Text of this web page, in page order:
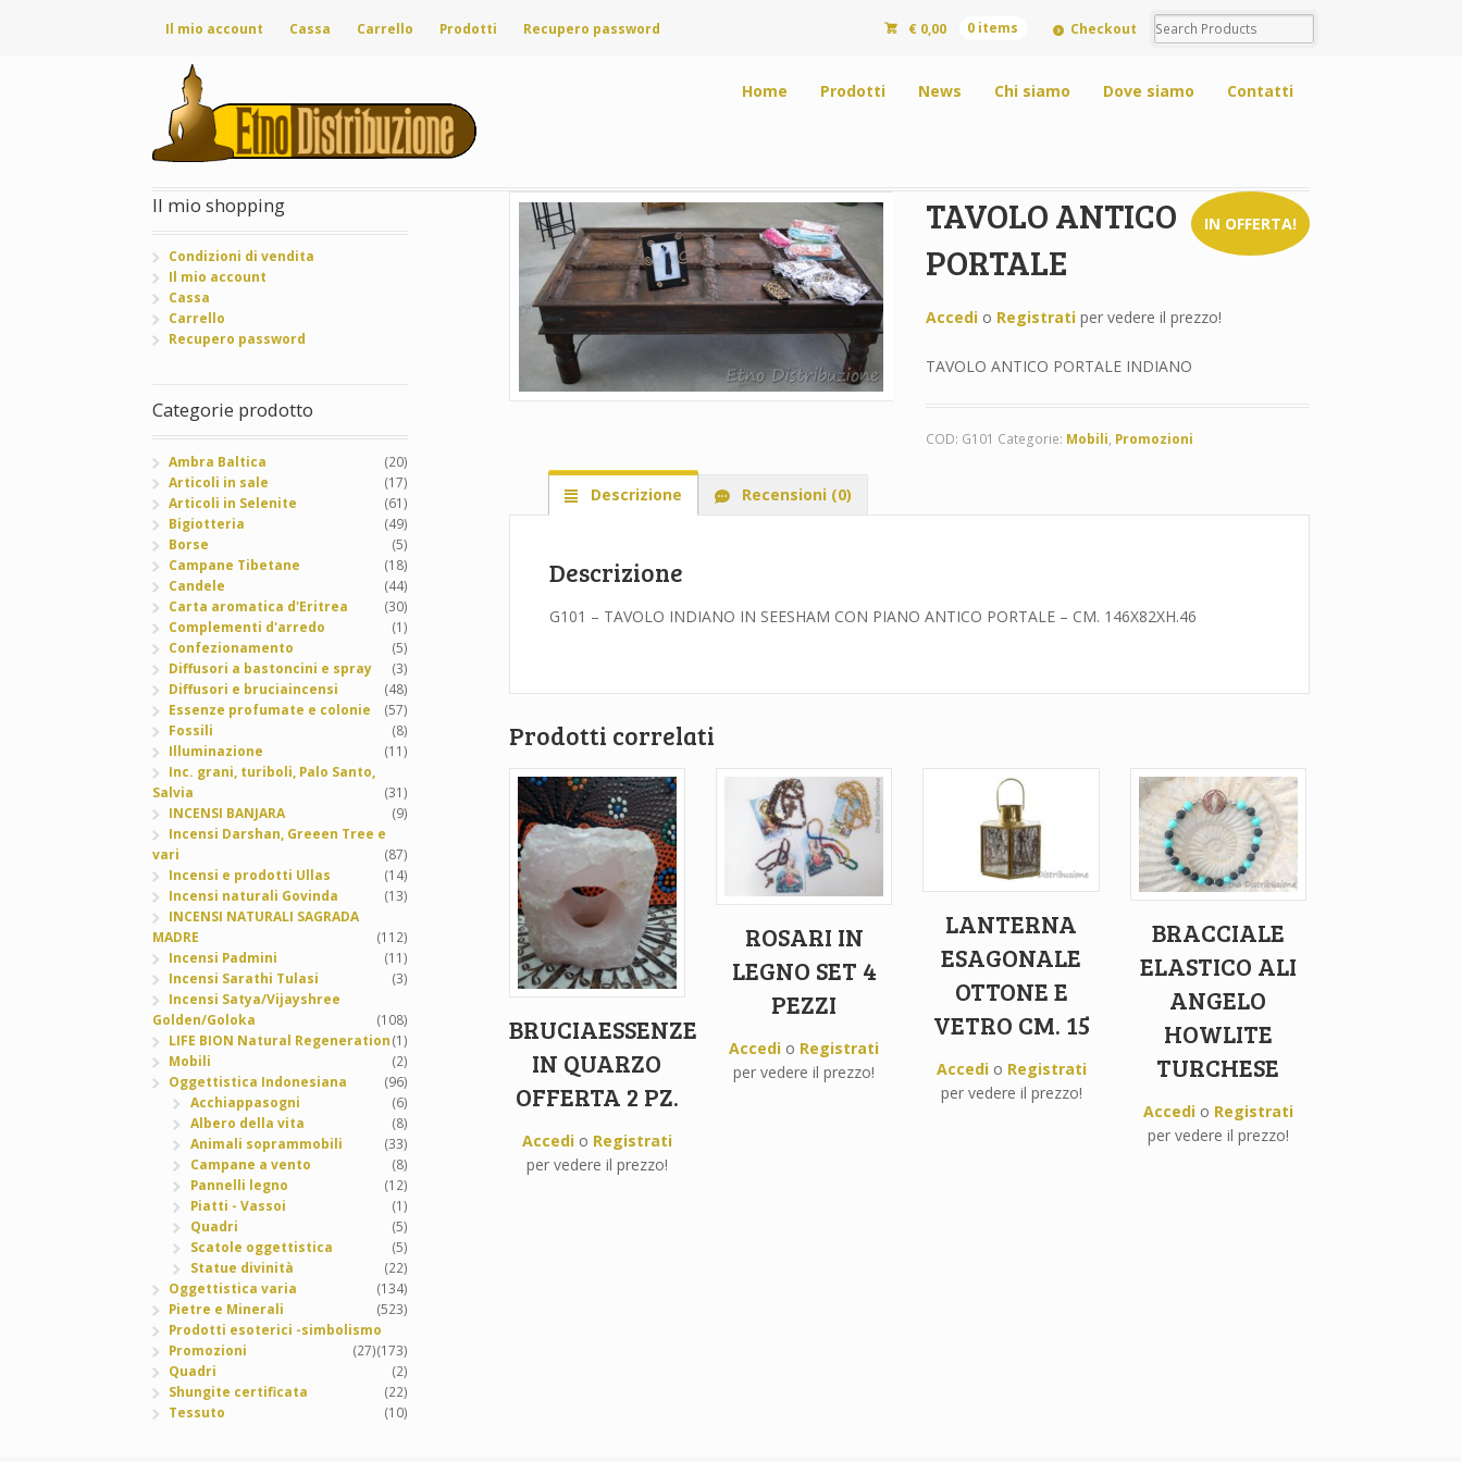
Il mio account Cassa Carrello Prodotti Recupero password € 0,00 0 items Checkout
Home Prodotti News Chi siamo Dove siamo Contatti
IN OFFERTA!
TAVOLO ANTICO
PORTALE
Accedio Registratiper vedere il prezzo!
TAVOLO ANTICO PORTALE INDIANO
COD: G101 Categorie: Mobili, Promozioni
Descrizione Recensioni (0)
Descrizione
G101 – TAVOLO INDIANO IN SEESHAM CON PIANO ANTICO PORTALE – CM. 146X82XH.46
Prodotti correlati
BRUCIAESSENZE
IN QUARZO
OFFERTA 2 PZ.
Accedio Registrati
per vedere il prezzo!
ROSARI IN
LEGNO SET 4
PEZZI
Accedi o Registrati
per vedere il prezzo!
LANTERNA
ESAGONALE
OTTONE E
VETRO CM. 15
Accedio Registrati
per vedere il prezzo!
BRACCIALE
ELASTICO ALI
ANGELO
HOWLITE
TURCHESE
Accedio Registrati
per vedere il prezzo!
Il mio shopping
Condizioni di vendita
Il mio account
Cassa
Carrello
Recupero password
Categorie prodotto
Ambra Baltica
(20)
Articoli in sale
(17)
Articoli in Selenite
(61)
Bigiotteria
(49)
Borse
(5)
Campane Tibetane
(18)
Candele
(44)
Carta aromatica d'Eritrea
(30)
Complementi d'arredo
(1)
Confezionamento
(5)
Diffusori a bastoncini e spray
(3)
Diffusori e bruciaincensi
(48)
Essenze profumate e colonie
(57)
Fossili
(8)
Illuminazione
(11)
Inc. grani, turiboli, Palo Santo,
Salvia
(31)
INCENSI BANJARA
(9)
Incensi Darshan, Greeen Tree e
vari
(87)
Incensi e prodotti Ullas
(14)
Incensi naturali Govinda
(13)
INCENSI NATURALI SAGRADA
MADRE
(112)
Incensi Padmini
(11)
Incensi Sarathi Tulasi
(3)
Incensi Satya/Vijayshree
Golden/Goloka
(108)
LIFE BION Natural Regeneration(1)
Mobili
(2)
Oggettistica Indonesiana
(96)
Acchiappasogni
(6)
Albero della vita
(8)
Animali soprammobili
(33)
Campane a vento
(8)
Pannelli legno
(12)
Piatti - Vassoi
(1)
Quadri
(5)
Scatole oggettistica
(5)
Statue divinità
(22)
Oggettistica varia
(134)
Pietre e Minerali
(523)
Prodotti esoterici -simbolismo
(173)
Promozioni
(27)
Quadri
(2)
Shungite certificata
(22)
Tessuto
(10)